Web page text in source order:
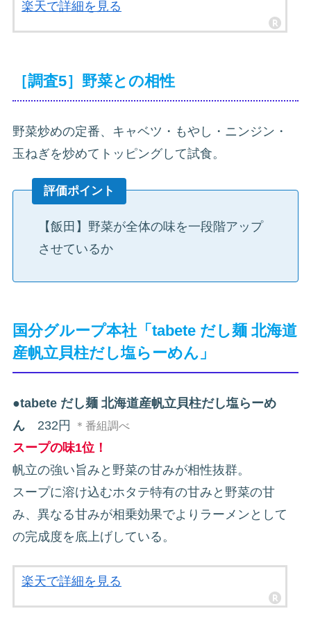
楽天で詳細を見る
［調査5］野菜との相性
野菜炒めの定番、キャベツ・もやし・ニンジン・
玉ねぎを炒めてトッピングして試食。
評価ポイント
【飯田】野菜が全体の味を一段階アップ
させているか
国分グループ本社「tabete だし麺 北海道
産帆立貝柱だし塩らーめん」
●tabete だし麺 北海道産帆立貝柱だし塩らーめ
ん 232円 ＊番組調べ
スープの味1位！
帆立の強い旨みと野菜の甘みが相性抜群。
スープに溶け込むホタテ特有の甘みと野菜の甘
み、異なる甘みが相乗効果でよりラーメンとして
の完成度を底上げしている。
楽天で詳細を見る